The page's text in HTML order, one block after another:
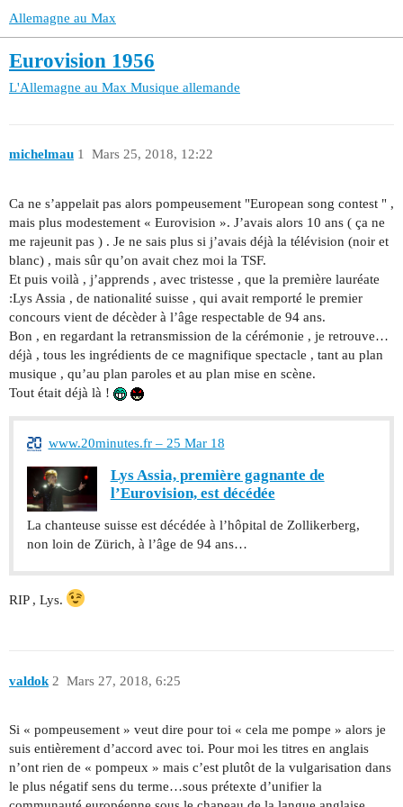
Allemagne au Max
Eurovision 1956
L'Allemagne au Max Musique allemande
michelmau Mars 25, 2018, 12:22
1
Ca ne s’appelait pas alors pompeusement "European song contest " ,
mais plus modestement « Eurovision ». J’avais alors 10 ans ( ça ne
me rajeunit pas ) . Je ne sais plus si j’avais déjà la télévision (noir et
blanc) , mais sûr qu’on avait chez moi la TSF.
Et puis voilà , j’apprends , avec tristesse , que la première lauréate
:Lys Assia , de nationalité suisse , qui avait remporté le premier
concours vient de décèder à l’âge respectable de 94 ans.
Bon , en regardant la retransmission de la cérémonie , je retrouve…
déjà , tous les ingrédients de ce magnifique spectacle , tant au plan
musique , qu’au plan paroles et au plan mise en scène.
Tout était déjà là !
www.20minutes.fr – 25 Mar 18
Lys Assia, première gagnante de
l’Eurovision, est décédée
La chanteuse suisse est décédée à l’hôpital de Zollikerberg,
non loin de Zürich, à l’âge de 94 ans…
RIP , Lys.
valdok Mars 27, 2018, 6:25
2
Si « pompeusement » veut dire pour toi « cela me pompe » alors je
suis entièrement d’accord avec toi. Pour moi les titres en anglais
n’ont rien de « pompeux » mais c’est plutôt de la vulgarisation dans
le plus négatif sens du terme…sous prétexte d’unifier la